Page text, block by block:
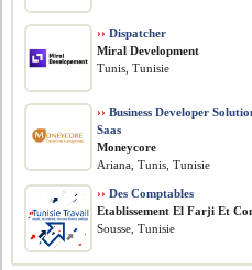
›› Dispatcher
Miral Development
Tunis, Tunisie
›› Business Developer
Saas
Moneycore
Ariana, Tunis, Tunisie
›› Des Comptables
Etablissement El Farji Et
Sousse, Tunisie